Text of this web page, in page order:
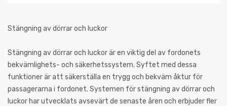
Stängning av dörrar och luckor
Stängning av dörrar och luckor är en viktig del av fordonets
bekvämlighets- och säkerhetssystem. Syftet med dessa
funktioner är att säkerställa en trygg och bekväm åktur för
passagerarna i fordonet. Systemen för stängning av dörrar och
luckor har utvecklats avsevärt de senaste åren och erbjuder fler